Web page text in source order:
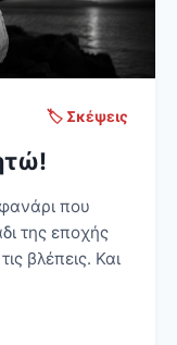
🏷️ Σκέψεις
που
της εποχής
βλέπεις. Και